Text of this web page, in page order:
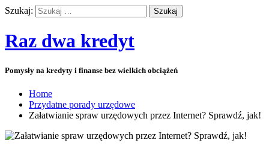
Szukaj:
Raz dwa kredyt
Pomysły na kredyty i finanse bez wielkich obciążeń
Home
Przydatne porady urzędowe
Załatwianie spraw urzędowych przez Internet? Sprawdź, jak!